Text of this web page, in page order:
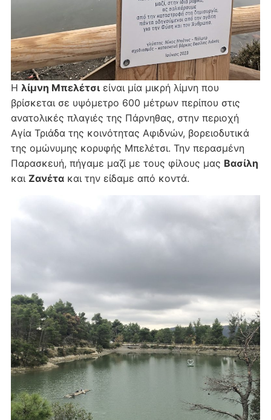
Η λίμνη Μπελέτσιείναι μία μικρή λίμνη που
βρίσκεται σε υψόμετρο 600 μέτρων περίπου στις
ανατολικές πλαγιές της Πάρνηθας, στην περιοχή
Αγία Τριάδα της κοινότητας Αφιδνών, βορειοδυτικά
της ομώνυμης κορυφής Μπελέτσι. Την περασμένη
Παρασκευή, πήγαμε μαζί με τους φίλους μας Βασίλη
και Ζανέτακαι την είδαμε από κοντά.